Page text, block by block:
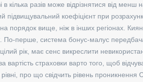
в кілька разів може відрізнятися від
підвищувальний коефіцієнт при
порядок вище, ніж в інших регіонах.
По-перше, система бонус-малус
рік, має сенс викреслити
страховки варто того, щоб
про що свідчить рівень